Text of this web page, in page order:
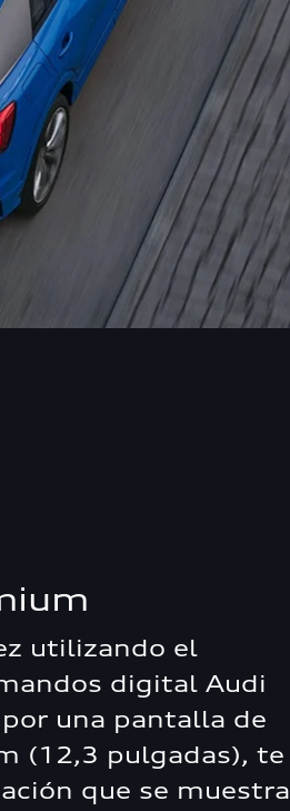
utilizando el
digital Audi
una pantalla de
(12,3 pulgadas), te
que se muestra